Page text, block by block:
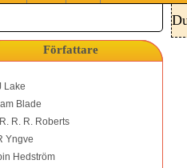
Författare
Lake
Blade
R. R. Roberts
Yngve
Hedström